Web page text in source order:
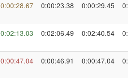
0:00:28.67 0:00:23.38 0:00:29.45
0:02:13.03 0:02:06.49 0:02:40.54
0:00:47.04 0:00:46.91 0:00:47.04